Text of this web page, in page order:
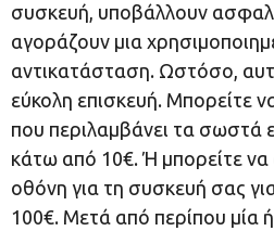
συσκευή, υποβάλλουν
αγοράζουν μια
αντικατάσταση. Ωστόσο,
εύκολη επισκευή. Μπορείτε
που περιλαμβάνει τα σωστά
κάτω από 10€. Ή μπορείτε
οθόνη για τη συσκευή σας
100€. Μετά από περίπου μία